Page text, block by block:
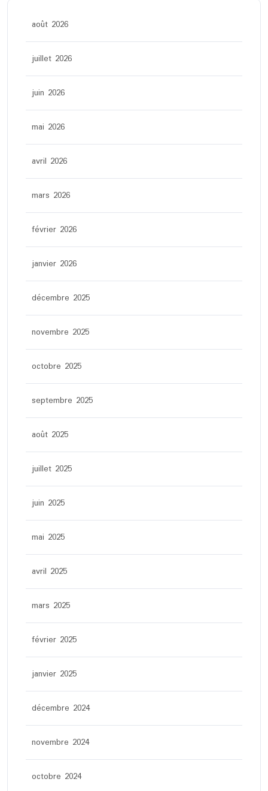
août 2026
juillet 2026
juin 2026
mai 2026
avril 2026
mars 2026
février 2026
janvier 2026
décembre 2025
novembre 2025
octobre 2025
septembre 2025
août 2025
juillet 2025
juin 2025
mai 2025
avril 2025
mars 2025
février 2025
janvier 2025
décembre 2024
novembre 2024
octobre 2024